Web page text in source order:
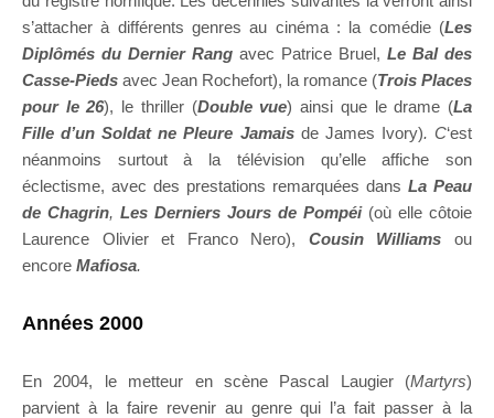
s’attacher à différents genres au cinéma : la comédie (Les
Diplômés du Dernier Rang avec Patrice Bruel, Le Bal des
Casse-Pieds avec Jean Rochefort), la romance (Trois Places
pour le 26), le thriller (Double vue) ainsi que le drame (La
Fille d’un Soldat ne Pleure Jamaisde James Ivory). C‘est
néanmoins surtout à la télévision qu’elle affiche son
éclectisme, avec des prestations remarquées dans La Peau
de Chagrin, Les Derniers Jours de Pompéi (où elle côtoie
Laurence Olivier et Franco Nero), Cousin Williams
ou
encore Mafiosa.
Années 2000
En 2004, le metteur en scène Pascal Laugier (Martyrs)
parvient à la faire revenir au genre qui l’a fait passer à la